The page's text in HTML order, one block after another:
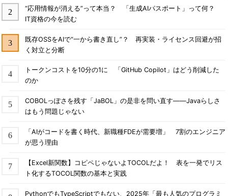
“応用情報が消える”って本当？ 「生成AIパスポート」って何？
IT資格の今を読む
既存OSSをAIで“一から書き直し”？ 再実装・ライセンス回避が招
く対立と分断
トークンコストを10分の1に 「GitHub Copilot」はどう削減した
のか
COBOLっぽさを残す「JaBOL」の是非を問い直す――Javaらしさ
はもう問題じゃない
「AIがコードを書く時代、新職種FDEが需要増」 7割のエンジニア
が思う理由
【Excel新関数】コピペじゃないよTOCOLだよ！ 表を一発でリス
ト化するTOCOL関数の基本と実践
PythonでもTypeScriptでもない、2025年「最も人気のプログラミ